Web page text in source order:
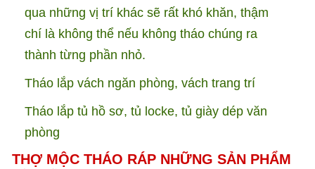
qua những vị trí khác sẽ rất khó khăn, thậm
chí là không thể nếu không tháo chúng ra
thành từng phần nhỏ.
Tháo lắp vách ngăn phòng, vách trang trí
Tháo lắp tủ hồ sơ, tủ locke, tủ giày dép văn
phòng
THỢ MỘC THÁO RÁP NHỮNG SẢN PHẨM